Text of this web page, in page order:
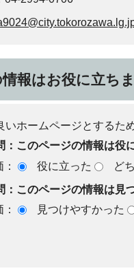
報はお役に立ち
いホームページとするた
：このページの情報は役
：
役に立った ど
：このページの情報は見
：
見つけやすかった